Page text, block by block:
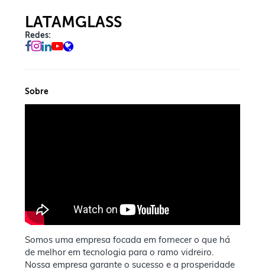
LATAMGLASS
Redes:
Sobre
Somos uma empresa focada em fornecer o que há
de melhor em tecnologia para o ramo vidreiro.
Nossa empresa garante o sucesso e a prosperidade